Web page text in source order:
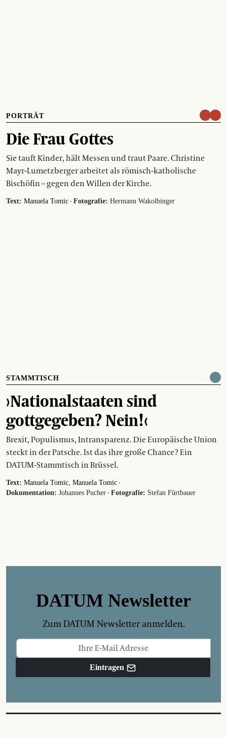
PORTRÄT
Die Frau Gottes
Sie tauft Kinder, hält Messen und traut Paare. Christine
Mayr-­Lumetzberger arbeitet als römisch-katholische
Bischöfin – gegen den Willen der Kirche.
Text: Manuela Tomic · Fotografie: Hermann Wakolbinger
STAMMTISCH
›Nationalstaaten sind
gottgegeben? Nein!‹
Brexit, Populismus, Intransparenz. Die Europäische Union
steckt in der Patsche. Ist das ihre große Chance? Ein
DATUM-Stammtisch in Brüssel.
Text: Manuela Tomic Manuela Tomic ·
Dokumentation: Johannes Pucher · Fotografie: Stefan Fürtbauer
DATUM Newsletter
Zum DATUM Newsletter anmelden.
Eintragen